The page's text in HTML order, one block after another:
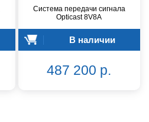
Система передачи сигнала
Opticast 8V8A
В наличии
487 200 р.